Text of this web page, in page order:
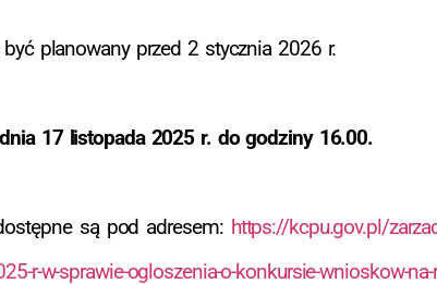
planowany przed 2 stycznia 2026 r.
17 listopada 2025 r. do godziny 16.00.
są pod adresem: https://kcpu.gov.pl/
r-w-sprawie-ogloszenia-o-konkursie-wnioskow-